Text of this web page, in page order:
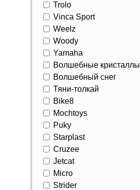
Trolo
Vinca Sport
Weelz
Woody
Yamaha
Волшебные кристаллы
Волшебный снег
Тяни-толкай
Bike8
Mochtoys
Puky
Starplast
Cruzee
Jetcat
Micro
Strider